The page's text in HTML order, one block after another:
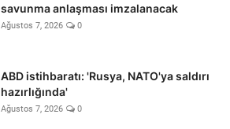
savunma anlaşması imzalanacak
Ağustos 7, 2026 0
ABD istihbaratı: 'Rusya, NATO'ya saldırı
hazırlığında'
Ağustos 7, 2026 0